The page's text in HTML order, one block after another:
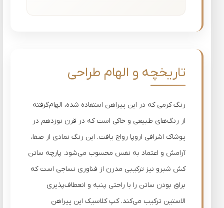
تاریخچه و الهام طراحی
رنگ کرمی که در این پیراهن استفاده شده، الهام‌گرفته
از رنگ‌های طبیعی و خاکی است که در قرن نوزدهم در
پوشاک اشرافی اروپا رواج یافت. این رنگ نمادی از صفا،
آرامش و اعتماد به نفس محسوب می‌شود. پارچه ساتن
کش شبرو نیز ترکیبی مدرن از فناوری نساجی است که
براق بودن ساتن را با راحتی پنبه و انعطاف‌پذیری
الاستین ترکیب می‌کند. کپ کلاسیک این پیراهن